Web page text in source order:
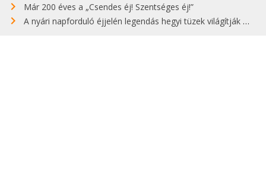
Már 200 éves a „Csendes éj! Szentséges éj!”
A nyári napforduló éjjelén legendás hegyi tüzek világítják meg Zugspitzét